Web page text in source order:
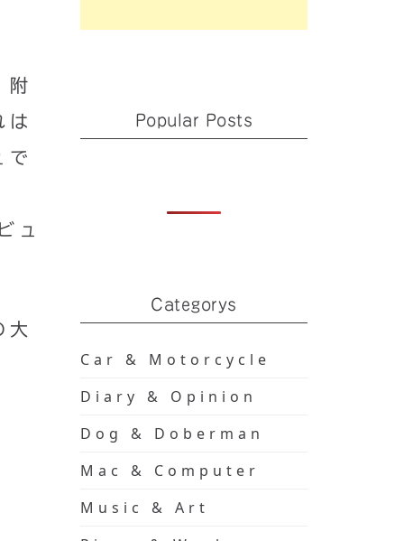
附
は
で
ュ
大
Popular Posts
Categorys
Car & Motorcycle
Diary & Opinion
Dog & Doberman
Mac & Computer
Music & Art